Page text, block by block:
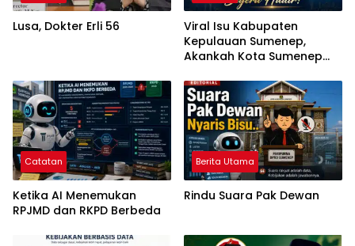
Lusa, Dokter Erli 56
Viral Isu Kabupaten
Kepulauan Sumenep,
Akankah Kota Sumenep
Catatan
Ketika AI Menemukan
RPJMD dan RKPD Berbeda
Berita Utama
Rindu Suara Pak Dewan